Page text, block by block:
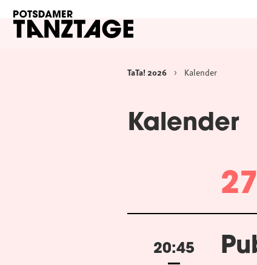
TaTa! 2026 Kalender
Kalender
20:45